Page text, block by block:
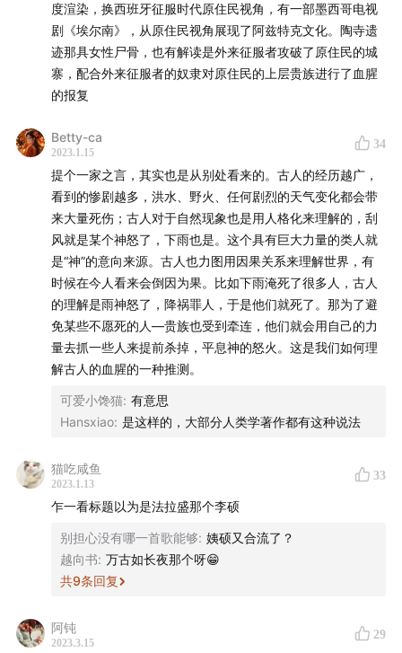
周公的宗教理念：道德体系与人文精神并行
王权与神权的强集合、人祭和吃人肉都导致了商朝
的灭亡
54:51 《旧约圣经》里向上帝献祭大儿子的故事
商朝的大量献祭与统治疆域扩张的关联性
01:03:05周族曾三代臣服于商
01:11:34周文王的大起大落与《周易》“暗黑”解读
01:22:03周文王父子如何“翦商”
01:26:06周文王自身的神学建构
01:39:50 从个人生存到文化价值，孔子大受周公的恩泽
- 音乐 -
Danse Macabre - Busy Strings - Kevin MacLeod
度渲染，换西班牙征服时代原住民视角，有一部墨西哥电视
剧《埃尔南》，从原住民视角展现了阿兹特克文化。陶寺遗
迹那具女性尸骨，也有解读是外来征服者攻破了原住民的城
寨，配合外来征服者的奴隶对原住民的上层贵族进行了血腥
的报复
Betty-ca
2023.1.15
34
提个一家之言，其实也是从别处看来的。古人的经历越广，
看到的惨剧越多，洪水、野火、任何剧烈的天气变化都会带
来大量死伤；古人对于自然现象也是用人格化来理解的，刮
风就是某个神怒了，下雨也是。这个具有巨大力量的类人就
是“神”的意向来源。古人也力图用因果关系来理解世界，有
时候在今人看来会倒因为果。比如下雨淹死了很多人，古人
的理解是雨神怒了，降祸罪人，于是他们就死了。那为了避
免某些不愿死的人—贵族也受到牵连，他们就会用自己的力
量去抓一些人来提前杀掉，平息神的怒火。这是我们如何理
解古人的血腥的一种推测。
可爱小馋猫: 有意思
Hansxiao: 是这样的，大部分人类学著作都有这种说法
猫吃咸鱼
2023.1.13
33
乍一看标题以为是法拉盛那个李硕
别担心没有哪一首歌能够: 姨硕又合流了？
越向书: 万古如长夜那个呀😁
共9条回复
阿钝
2023.3.15
29